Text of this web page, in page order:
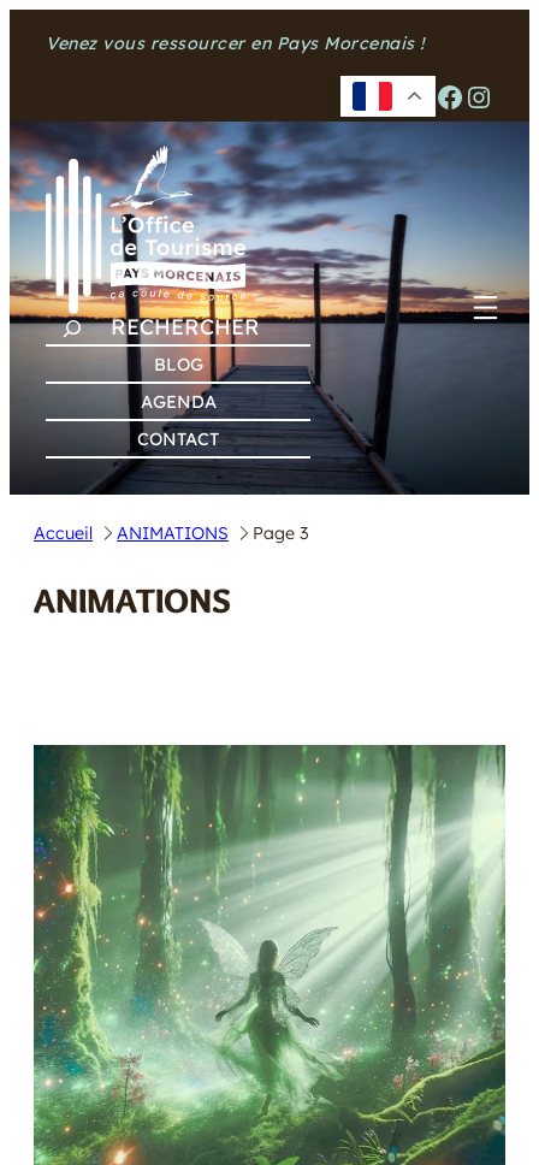
Venez vous ressourcer en Pays Morcenais !
Facebook Instagram
R
C
H
H
R
BLOG
AGENDA
CONTACT
Accueil ANIMATIONS Page 3
ANIMATIONS